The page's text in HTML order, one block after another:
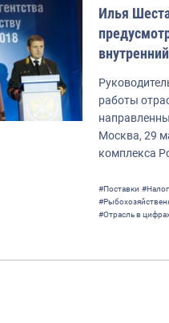
Илья
работы
Москва, 29
комплекса
#Поставки
#Отрасль в